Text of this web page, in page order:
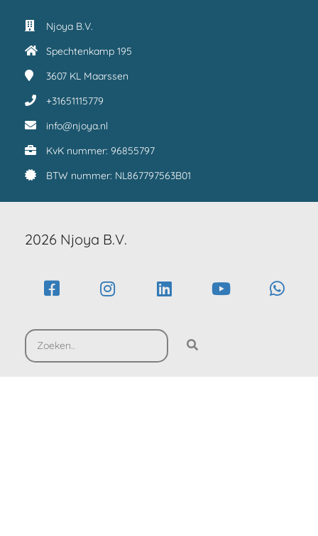
Njoya B.V.
Spechtenkamp 195
3607 KL Maarssen
+31651115779
info@njoya.nl
KvK nummer: 96855797
BTW nummer: NL867797563B01
2026 Njoya B.V.